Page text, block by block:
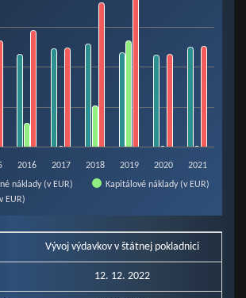
displaying v EUR. Data ranges from 34910 to
náklady (v EUR)
Kapitálové náklady (v EUR)
EUR)
2016 2017 2018 2019 2020 2021
Vývoj výdavkov v štátnej pokladnici
12. 12. 2022